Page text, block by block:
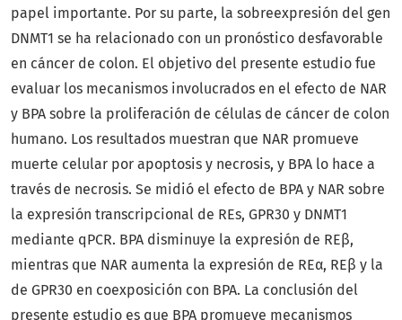
papel importante. Por su parte, la sobreexpresión del gen
DNMT1 se ha relacionado con un pronóstico desfavorable
en cáncer de colon. El objetivo del presente estudio fue
evaluar los mecanismos involucrados en el efecto de NAR
y BPA sobre la proliferación de células de cáncer de colon
humano. Los resultados muestran que NAR promueve
muerte celular por apoptosis y necrosis, y BPA lo hace a
través de necrosis. Se midió el efecto de BPA y NAR sobre
la expresión transcripcional de REs, GPR30 y DNMT1
mediante qPCR. BPA disminuye la expresión de REβ,
mientras que NAR aumenta la expresión de REα, REβ y la
de GPR30 en coexposición con BPA. La conclusión del
presente estudio es que BPA promueve mecanismos